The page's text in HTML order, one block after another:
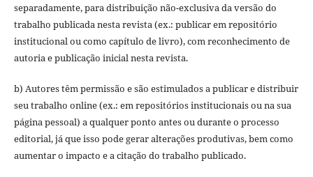
separadamente, para distribuição não-exclusiva da versão do
trabalho publicada nesta revista (ex.: publicar em repositório
institucional ou como capítulo de livro), com reconhecimento de
autoria e publicação inicial nesta revista.
b) Autores têm permissão e são estimulados a publicar e distribuir
seu trabalho online (ex.: em repositórios institucionais ou na sua
página pessoal) a qualquer ponto antes ou durante o processo
editorial, já que isso pode gerar alterações produtivas, bem como
aumentar o impacto e a citação do trabalho publicado.